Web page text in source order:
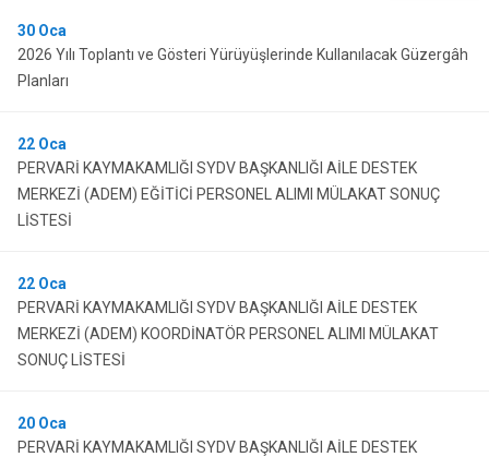
Kurtalan
Pervari
Şirvan
30 Oca
2026 Yılı Toplantı ve Gösteri Yürüyüşlerinde Kullanılacak Güzergâh
Planları
22 Oca
PERVARİ KAYMAKAMLIĞI SYDV BAŞKANLIĞI AİLE DESTEK
MERKEZİ (ADEM) EĞİTİCİ PERSONEL ALIMI MÜLAKAT SONUÇ
LİSTESİ
22 Oca
PERVARİ KAYMAKAMLIĞI SYDV BAŞKANLIĞI AİLE DESTEK
MERKEZİ (ADEM) KOORDİNATÖR PERSONEL ALIMI MÜLAKAT
SONUÇ LİSTESİ
20 Oca
PERVARİ KAYMAKAMLIĞI SYDV BAŞKANLIĞI AİLE DESTEK